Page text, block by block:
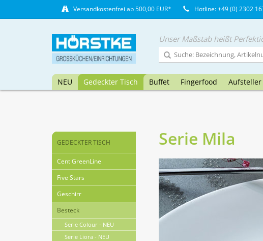
Versandkostenfrei ab 500,00 EUR* Hotline: +49 (0) 2302
Unser Maßstab heißt
NEU Gedeckter Tisch Buffet Fingerfood Aufsteller
GEDECKTER TISCH
Cent GreenLine
Five Stars
Geschirr
Besteck
Serie Colour - NEU
Serie Liora - NEU
Serie Mila